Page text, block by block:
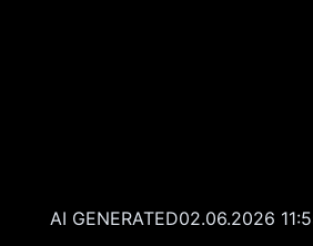
AI GENERATED02.06.2026